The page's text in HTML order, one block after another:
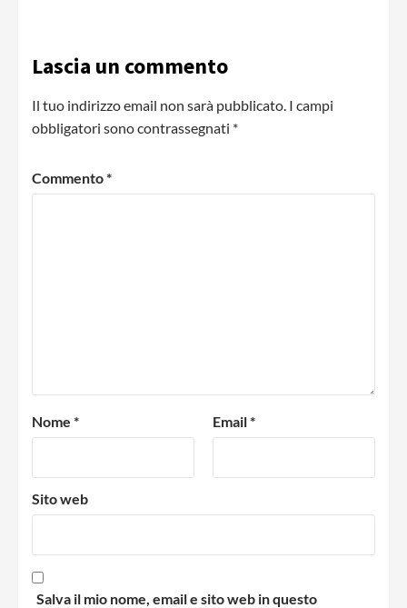
Lascia un commento
Il tuo indirizzo email non sarà pubblicato. I campi
obbligatori sono contrassegnati *
Commento*
Nome * Email*
Sito web
Salva il mio nome, email e sito web in questo